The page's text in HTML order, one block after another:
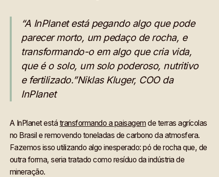
“A InPlanet está pegando algo que pode
parecer morto, um pedaço de rocha, e
transformando-o em algo que cria vida,
que é o solo, um solo poderoso, nutritivo
e fertilizado.”Niklas Kluger, COO da
InPlanet
A InPlanet está transformando a paisagem de terras agrícolas
no Brasil e removendo toneladas de carbono da atmosfera.
Fazemos isso utilizando algo inesperado: pó de rocha que, de
outra forma, seria tratado como resíduo da indústria de
mineração.